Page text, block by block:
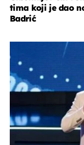
tima koji je dao
Badrić